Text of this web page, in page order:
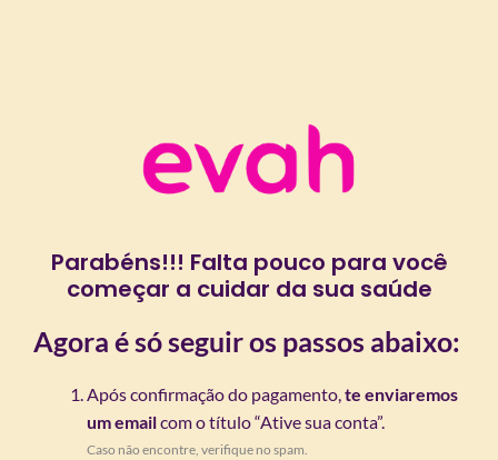
Parabéns!!! Falta pouco para você
começar a cuidar da sua saúde
Agora é só seguir os passos abaixo:
Após confirmação do pagamento,te enviaremos
um emailcom o título “Ative sua conta”.
Caso não encontre, verifique no spam.